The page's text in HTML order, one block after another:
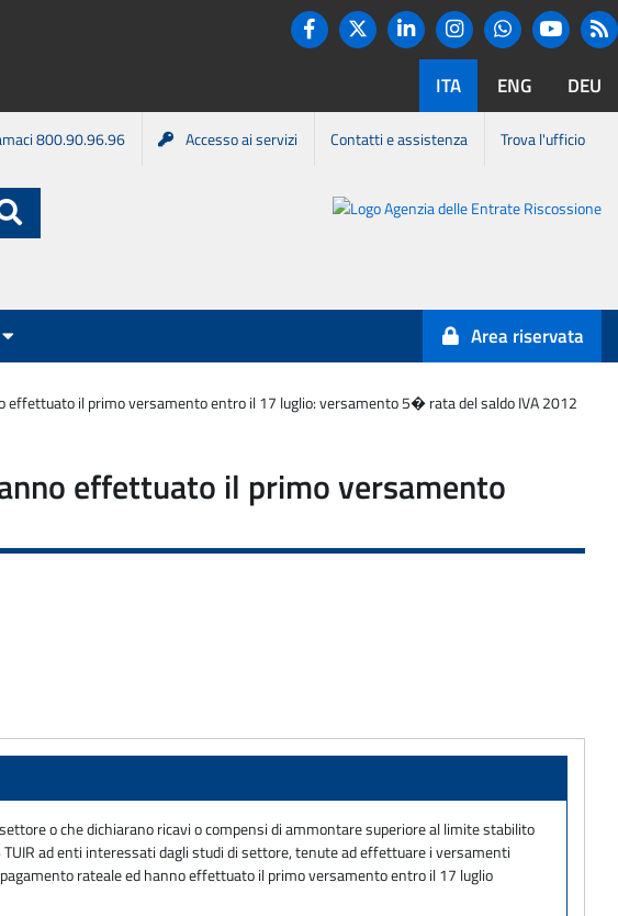
Twitter
LinkedinInstagram
ITA ENG DEU
800.90.96.96 Accesso ai servizi Contatti e assistenza Trova l'ufficio
Agenzia
Entrate-
Riscossione
Area riservata
effettuato il primo versamento entro il 17 luglio: versamento 5� rata del saldo IVA 2012
effettuato il primo versamento
o che dichiarano ricavi o compensi di ammontare superiore al limite stabilito
ad enti interessati dagli studi di settore, tenute ad effettuare i versamenti
rateale ed hanno effettuato il primo versamento entro il 17 luglio